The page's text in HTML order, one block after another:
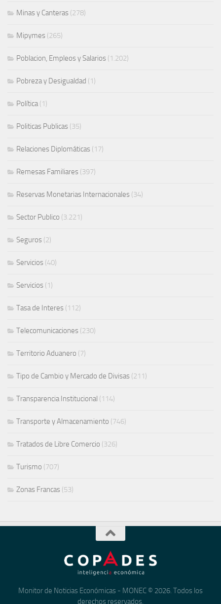
Minas y Canteras (278)
Mipymes (265)
Poblacion, Empleos y Salarios (1.202)
Pobreza y Desigualdad (1)
Política(1)
Politicas Publicas (35)
Relaciones Diplomáticas (17)
Remesas Familiares (397)
Reservas Monetarias Internacionales (34)
Sector Publico (3.221)
Seguros (2)
Servicios (40)
Servicios (1)
Tasa de Interes (112)
Telecomunicaciones (230)
Territorio Aduanero (7)
Tipo de Cambio y Mercado de Divisas (211)
Transparencia Institucional (114)
Transporte y Almacenamiento (746)
Tratados de Libre Comercio (326)
Turismo (707)
Zonas Francas (53)
Monitor de Noticias Económicas - MONEC © 2026. Todos los
derechos reservados.